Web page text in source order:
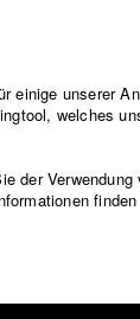
einige unserer
welches
der